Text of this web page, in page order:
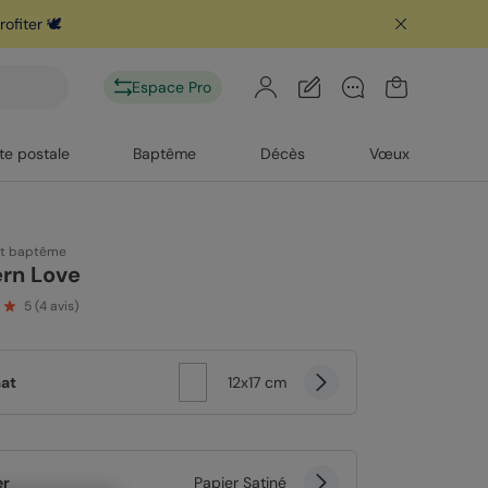
🕊️
Espace Pro
postale Baptême Décès Vœux
baptême
Love
5(4 avis)
12x17 cm
Papier Satiné